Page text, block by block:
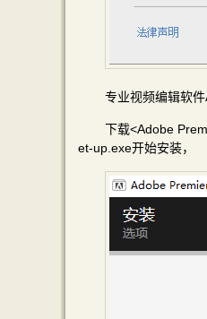
专业视频编辑软
下载<Adobe
et-up.exe开始安装，